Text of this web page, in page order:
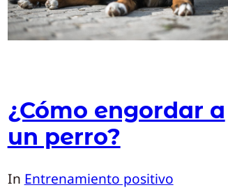
¿Cómo engordar a
un perro?
In Entrenamiento positivo